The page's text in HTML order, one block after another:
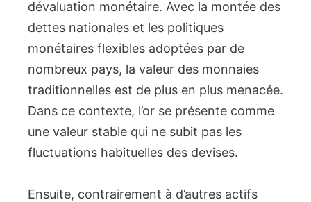
dévaluation monétaire. Avec la montée des
dettes nationales et les politiques
monétaires flexibles adoptées par de
nombreux pays, la valeur des monnaies
traditionnelles est de plus en plus menacée.
Dans ce contexte, l’or se présente comme
une valeur stable qui ne subit pas les
fluctuations habituelles des devises.
Ensuite, contrairement à d’autres actifs